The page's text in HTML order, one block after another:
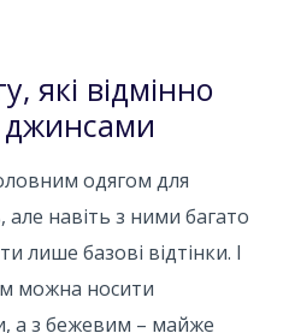
які відмінно
джинсами
одягом для
навіть з ними багато
лише базові відтінки. І
можна носити
а з бежевим – майже